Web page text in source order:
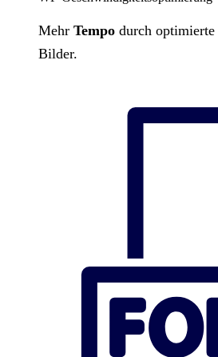
Mehr Tempo durch optimierte
Bilder.